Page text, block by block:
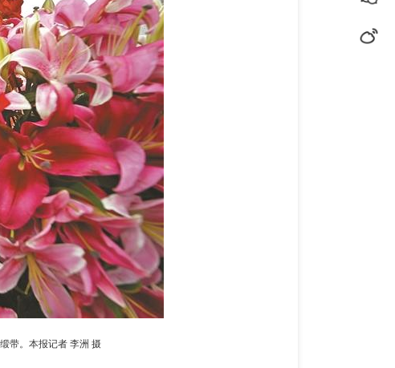
带。本报记者 李洲 摄